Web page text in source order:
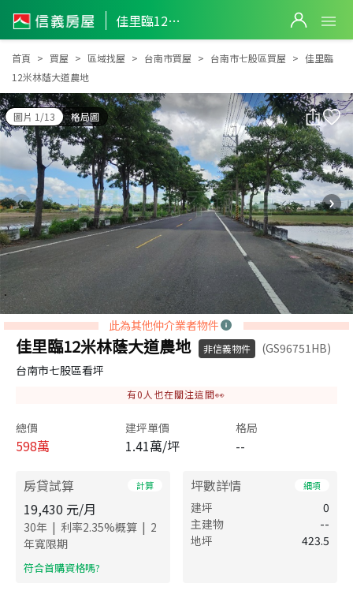
佳里臨12米林蔭大道農地
佳里臨12米林蔭大道農地
首頁 買屋 區域找屋 台南市買屋 台南市七股區買屋
佳里臨
12米林蔭大道農地
圖片 1/13 格局圖
此為其他仲介業者物件
佳里臨12米林蔭大道農地 非信義物件
(GS96751HB)
台南市七股區看坪
有0 人也在關注這間👀
總價
598萬
建坪單價
1.41萬/坪
格局
--
房貸試算 計算
19,430 元/月
30年 | 利率2.35%概算 | 2
年寬限期
​符合首購資格嗎?
坪數詳情 細項
建坪
0
主建物
--
地坪
423.5